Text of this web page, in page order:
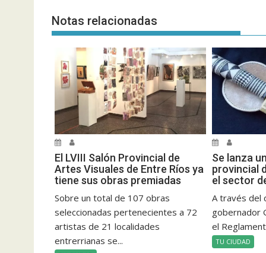
Notas relacionadas
El LVIII Salón Provincial de
Artes Visuales de Entre Ríos ya
tiene sus obras premiadas
Sobre un total de 107 obras
seleccionadas pertenecientes a 72
artistas de 21 localidades
entrerrianas se...
Se lanza
provincial
el sector
A través del
gobernador
el
TU CIUDAD